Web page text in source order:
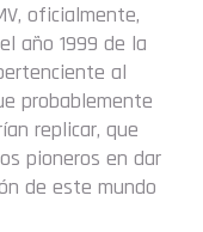
oficialmente,
año 1999 de la
al
probablemente
replicar, que
pioneros en dar
de este mundo